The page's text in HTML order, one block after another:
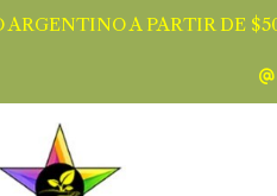
A PARTIR DE